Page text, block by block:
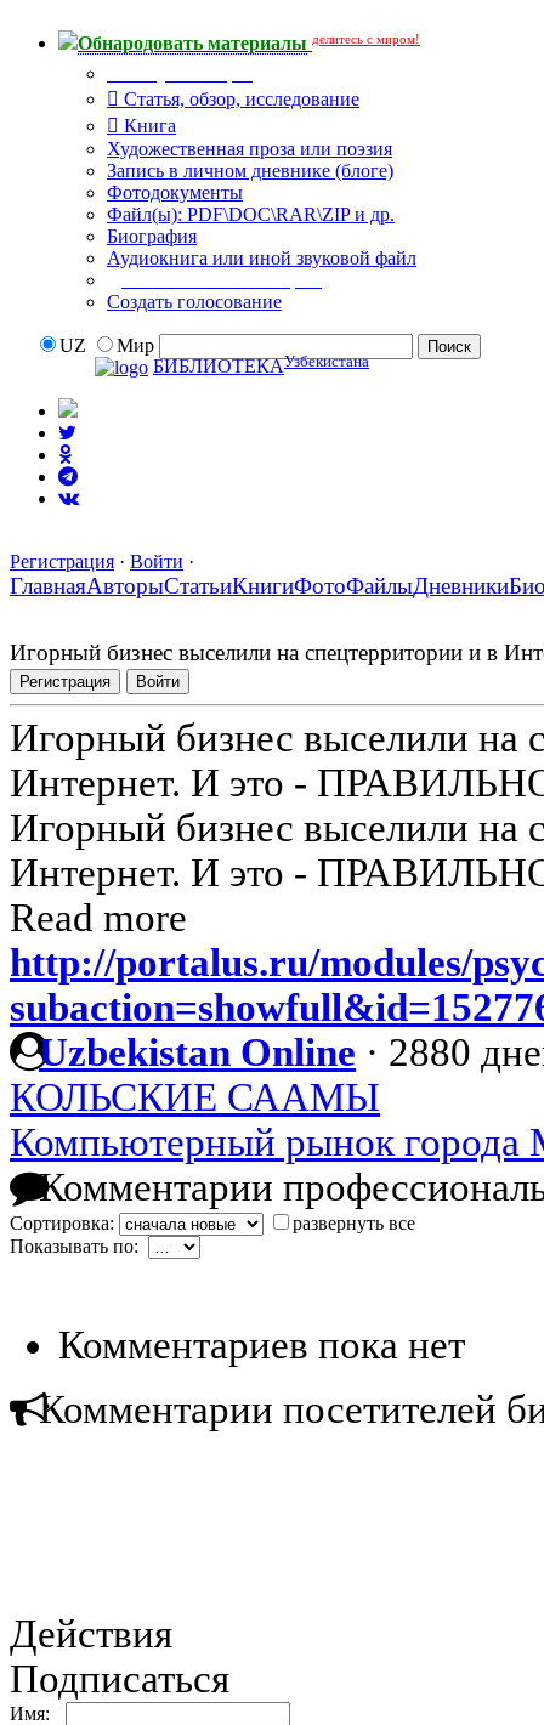
Обнародовать материалы делитесь с миром!
Статья, обзор, исследование
Книга
Художественная проза или поэзия
Запись в личном дневнике (блоге)
Фотодокументы
Файл(ы): PDF\DOC\RAR\ZIP и др.
Биография
Аудиокнига или иной звуковой файл
Создать голосование
UZ
Мир
БИБЛИОТЕКАУзбекистана
Регистрация · Войти ·
ГлавнаяАвторыСтатьиКнигиФотоФайлыДневники
Игорный бизнес выселили на спецтерритории и в
Регистрация Войти
Игорный бизнес выселили на
Интернет. И это -
Игорный бизнес выселили на
Интернет. И это -
Read more
http://portalus.ru/modules/
Uzbekistan Online · 2880
КОЛЬСКИЕ СААМЫ
Компьютерный рынок города
Комментарии
Сортировка:
развернуть все
Показывать по:
Комментариев пока нет
Комментарии посетителей
Действия
Подписаться
Имя: